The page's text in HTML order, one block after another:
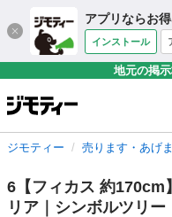
アプリならお
インストール
地元の掲
ジモティー 売ります・あげ
6【フィカス 約170cm
リア｜シンボルツリ